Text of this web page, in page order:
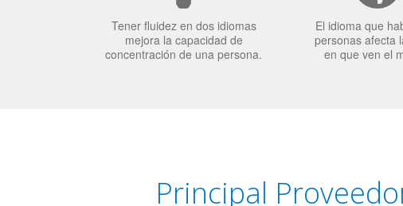
Tener fluidez en dos idiomas
mejora la capacidad de
concentración de una persona.
El idioma que
personas afecta
en que ven el
Principal